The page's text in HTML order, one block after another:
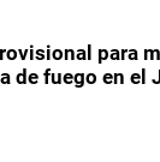
para
de fuego en el